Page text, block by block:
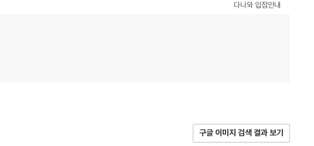
다나와 입점안내
구글 이미지 검색 결과 보기